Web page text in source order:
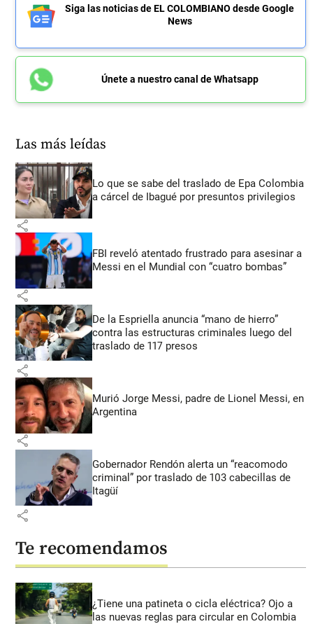
Siga las noticias de EL COLOMBIANO desde Google
News
Únete a nuestro canal de Whatsapp
Las más leídas
Lo que se sabe del traslado de Epa Colombia
a cárcel de Ibagué por presuntos privilegios
share
FBI reveló atentado frustrado para asesinar a
Messi en el Mundial con “cuatro bombas”
share
De la Espriella anuncia “mano de hierro”
contra las estructuras criminales luego del
traslado de 117 presos
share
Murió Jorge Messi, padre de Lionel Messi, en
Argentina
share
Gobernador Rendón alerta un “reacomodo
criminal” por traslado de 103 cabecillas de
Itagüí
share
Te recomendamos
¿Tiene una patineta o cicla eléctrica? Ojo a
las nuevas reglas para circular en Colombia